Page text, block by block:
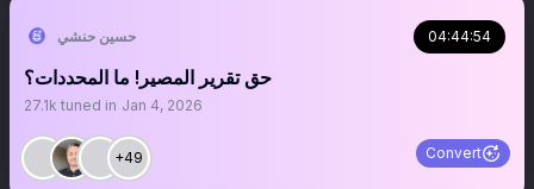
حسين حنشي 04:44:54
‏‏‏‏‏‏‏‏‏‏حق تقرير المصير! ما المحددات؟
27.1k tuned in Jan 4, 2026
+49 Convert